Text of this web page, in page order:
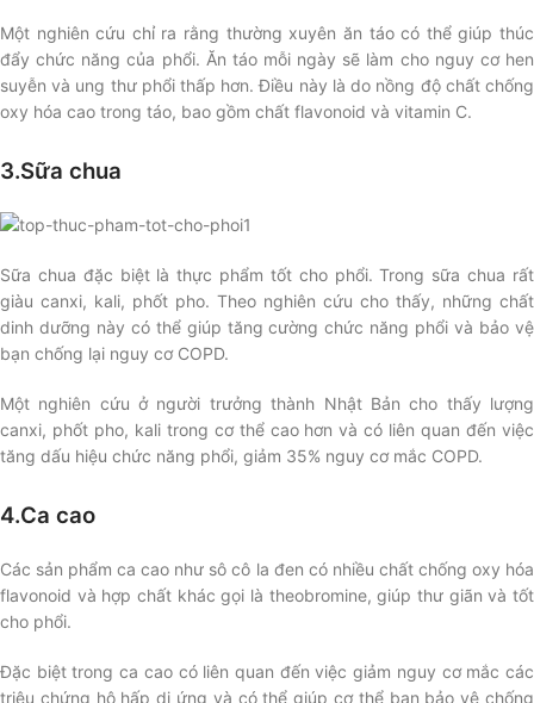
Một nghiên cứu chỉ ra rằng thường xuyên ăn táo có thể giúp thúc
đẩy chức năng của phổi. Ăn táo mỗi ngày sẽ làm cho nguy cơ hen
suyễn và ung thư phổi thấp hơn. Điều này là do nồng độ chất chống
oxy hóa cao trong táo, bao gồm chất flavonoid và vitamin C.
3.Sữa chua
Sữa chua đặc biệt là thực phẩm tốt cho phổi. Trong sữa chua rất
giàu canxi, kali, phốt pho. Theo nghiên cứu cho thấy, những chất
dinh dưỡng này có thể giúp tăng cường chức năng phổi và bảo vệ
bạn chống lại nguy cơ COPD.
Một nghiên cứu ở người trưởng thành Nhật Bản cho thấy lượng
canxi, phốt pho, kali trong cơ thể cao hơn và có liên quan đến việc
tăng dấu hiệu chức năng phổi, giảm 35% nguy cơ mắc COPD.
4.Ca cao
Các sản phẩm ca cao như sô cô la đen có nhiều chất chống oxy hóa
flavonoid và hợp chất khác gọi là theobromine, giúp thư giãn và tốt
cho phổi.
Đặc biệt trong ca cao có liên quan đến việc giảm nguy cơ mắc các
triệu chứng hô hấp dị ứng và có thể giúp cơ thể bạn bảo vệ chống